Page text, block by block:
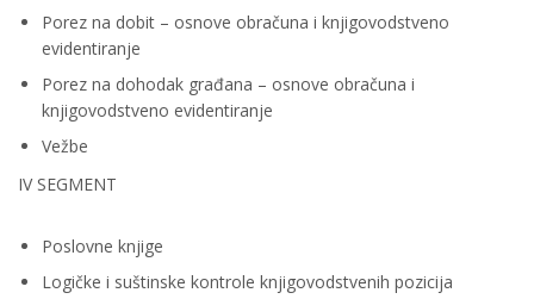
Porez na dobit – osnove obračuna i knjigovodstveno
evidentiranje
Porez na dohodak građana – osnove obračuna i
knjigovodstveno evidentiranje
Vežbe
IV SEGMENT
Poslovne knjige
Logičke i suštinske kontrole knjigovodstvenih pozicija